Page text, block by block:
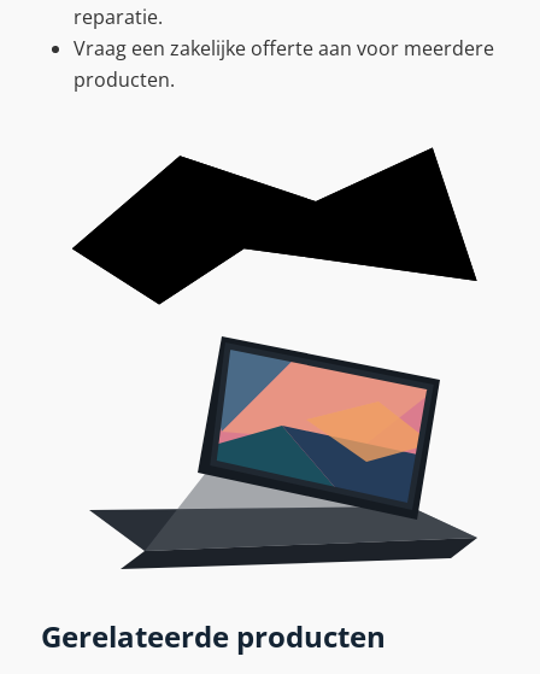
reparatie.
Vraag een zakelijke offerte aan voor meerdere
producten.
Gerelateerde producten